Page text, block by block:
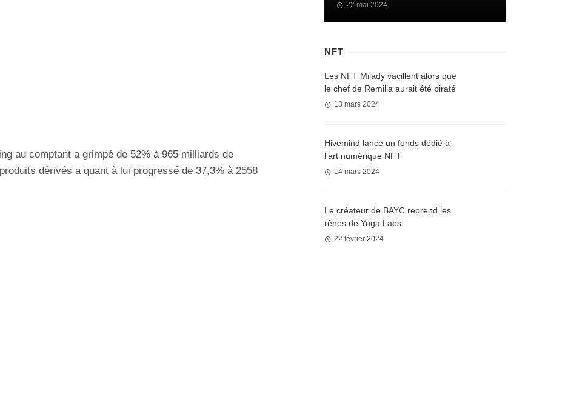
au comptant a grimpé de 52% à 965 milliards de
dérivés a quant à lui progressé de 37,3% à 2558
22 mai 2024
NFT
Les NFT Milady vacillent alors que
le chef de Remilia aurait été piraté
18 mars 2024
Hivemind lance un fonds dédié à
l’art numérique NFT
14 mars 2024
Le créateur de BAYC reprend les
rênes de Yuga Labs
22 février 2024